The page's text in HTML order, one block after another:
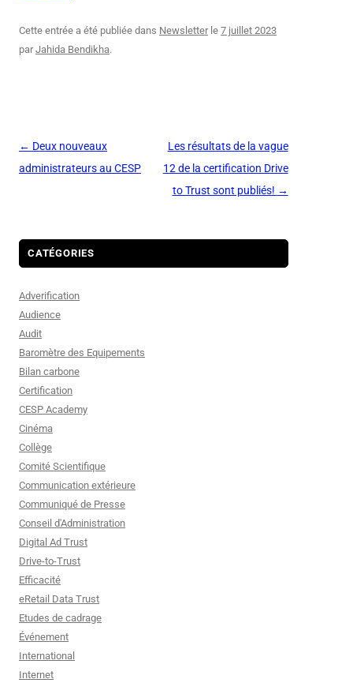
Cette entrée a été publiée dans Newsletterle 7 juillet 2023
parJahida Bendikha.
Navigation
des
← Deux nouveaux
administrateurs au CESP
Les résultats de la vague
12 de la certification Drive
to Trust sont publiés! →
CATÉGORIES
Adverification
Audience
Audit
Baromètre des Equipements
Bilan carbone
Certification
CESP Academy
Cinéma
Collège
Comité Scientifique
Communication extérieure
Communiqué de Presse
Conseil d'Administration
Digital Ad Trust
Drive-to-Trust
Efficacité
eRetail Data Trust
Etudes de cadrage
Événement
International
Internet